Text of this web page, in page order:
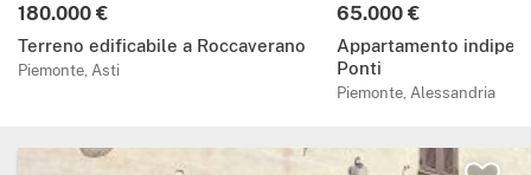
Prezzo:
180.000 €
Terreno edificabile a Roccaverano
Piemonte, Asti
Prezzo:
65.000 €
Appartamento
Ponti
Piemonte, Alessandria